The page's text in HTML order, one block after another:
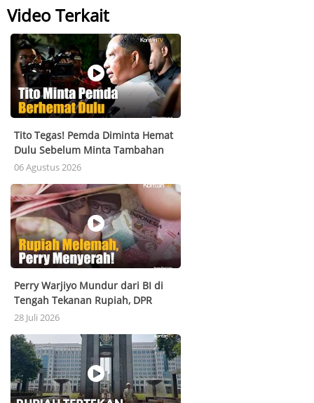
Video Terkait
Tito Tegas! Pemda Diminta Hemat
Dulu Sebelum Minta Tambahan
Dana
06 Agustus 2026
Perry Warjiyo Mundur dari BI di
Tengah Tekanan Rupiah, DPR
Sempat Minta Lengser!
28 Juli 2026